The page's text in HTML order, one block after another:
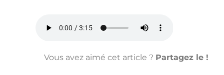
Vous avez aimé cet article ? Partagez le !